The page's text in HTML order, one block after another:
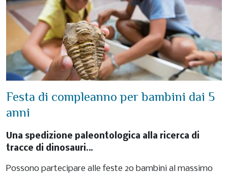
Festa di compleanno per bambini dai 5
anni
Una spedizione paleontologica alla ricerca di
tracce di dinosauri…
Possono partecipare alle feste 20 bambini al massimo